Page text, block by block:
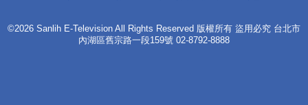
©2026 Sanlih E-Television All Rights Reserved 版權所有 盜用必究 台北市
內湖區舊宗路一段159號 02-8792-8888